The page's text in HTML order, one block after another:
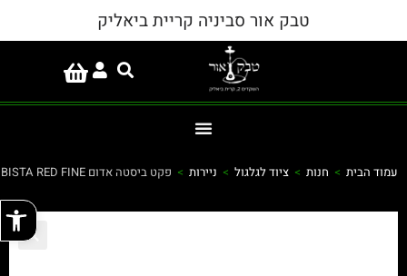
טבק אור סביניה קריית ביאליק
עמוד הבית > חנות > ציוד לגלגול > ניירות > פקט ביסטה אדום BISTA RED FINE